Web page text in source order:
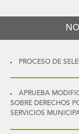
PROCESO DE
APRUEBA
SOBRE DERECHOS
SERVICIOS